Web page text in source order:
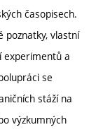
časopisech.
poznatky, vlastní
experimentů a
se
stáží na
výzkumných